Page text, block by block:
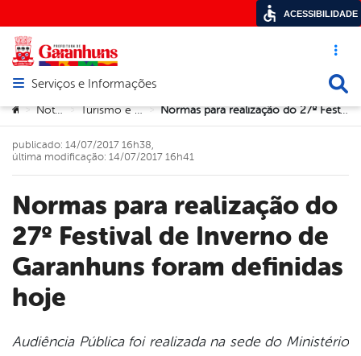
Acesso
Abrir menu principal de navegação
Serviços e Informações
Você está aqui:
> Notícias > Turismo e Cultura > Normas para realização do 27º Festival de Inverno de Garanhuns foram definidas hoje
Normas para realização do
27º Festival de Inverno de
Garanhuns foram definidas
hoje
publicado: 14/07/2017 16h38,
última modificação: 14/07/2017 16h41
Audiência Pública foi realizada na sede do Ministério
ACESSIBILIDADE